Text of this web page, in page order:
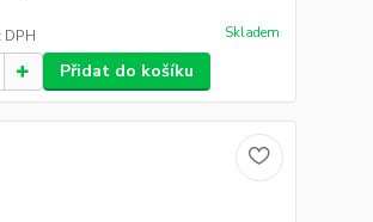
DPH Skladem
Přidat do košíku